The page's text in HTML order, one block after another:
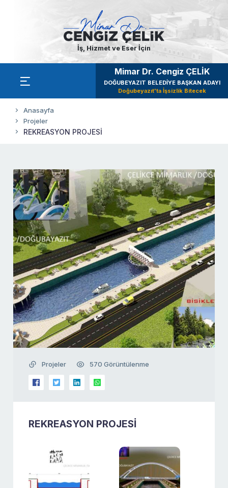
İş, Hizmet ve Eser İçin
Mimar Dr. Cengiz ÇELİK
DOĞUBEYAZIT BELEDİYE BAŞKAN ADAYI
Doğubeyazıt'ta İşsizlik Bitecek
Anasayfa
Projeler
REKREASYON PROJESİ
Projeler 570 Görüntülenme
REKREASYON PROJESİ